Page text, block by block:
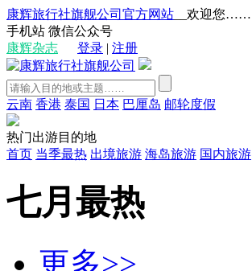
康辉旅行社旗舰公司官方网站 __欢迎您……
手机站 微信公众号
康辉杂志
登录 | 注册
云南 香港 泰国 日本 巴厘岛 邮轮度假
热门出游目的地
首页 当季最热 出境旅游 海岛旅游 国内旅游
七月最热
更多>>